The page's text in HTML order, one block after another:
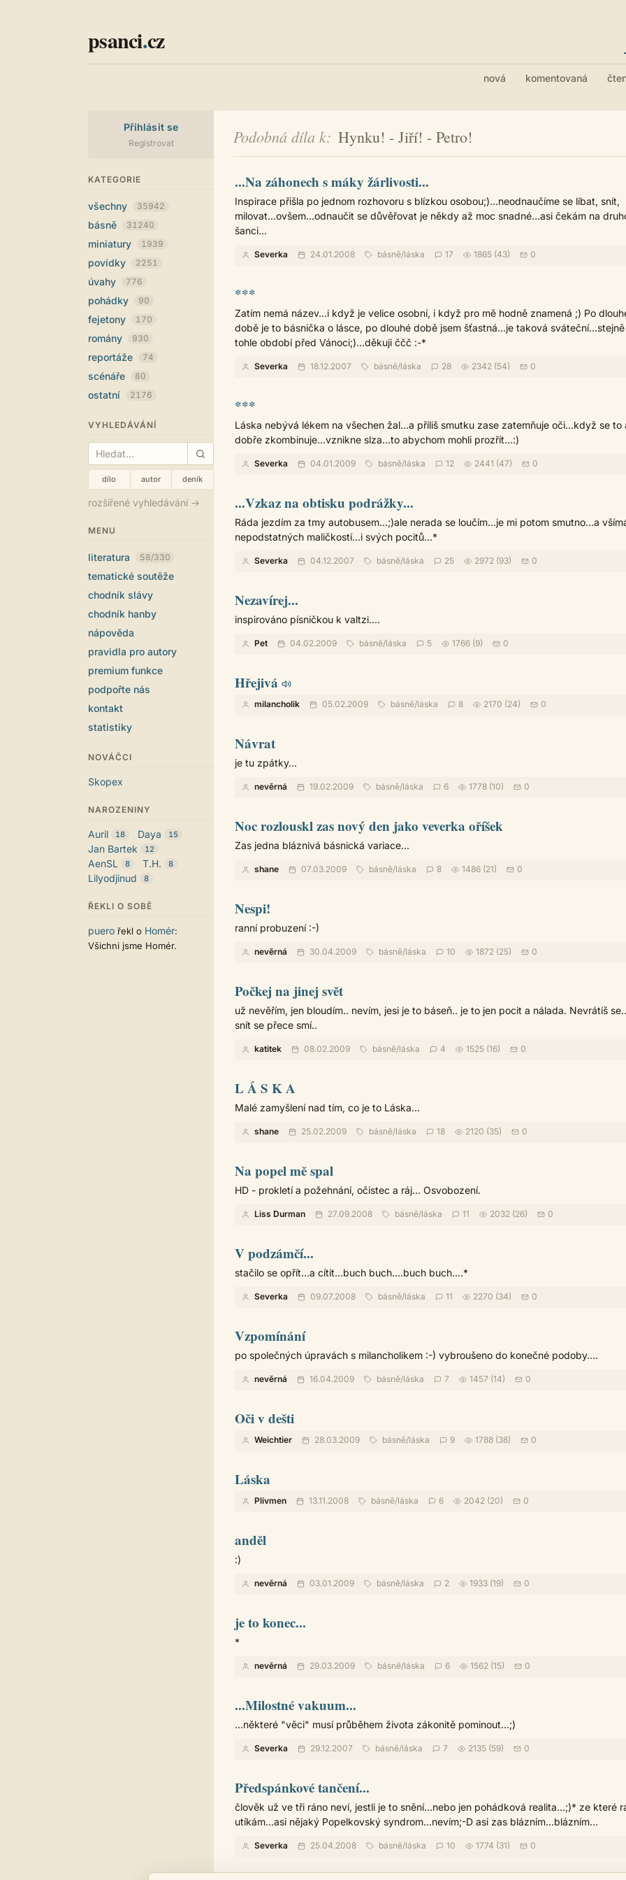
psanci.cz
nová komentovaná
Přihlásit se
Registrovat
KATEGORIE
všechny 35942
básně 31240
miniatury 1939
povídky 2251
úvahy 776
pohádky 90
fejetony 170
romány 930
reportáže 74
scénáře 80
ostatní 2176
VYHLEDÁVÁNÍ
dílo autor deník
rozšířené vyhledávání →
MENU
literatura 58/330
tematické soutěže
chodník slávy
chodník hanby
nápověda
pravidla pro autory
premium funkce
podpořte nás
kontakt
statistiky
NOVÁČCI
Skopex
NAROZENINY
Auril 18 Daya 15
Jan Bartek 12
AenSL 8 T.H. 8
Lilyodjinud 8
ŘEKLI O SOBĚ
puero řekl o Homér:
Všichni jsme Homér.
Podobná díla k Hynku! - Jiří! - Petro!
...Na záhonech s máky žárlivosti...
Inspirace přišla po jednom rozhovoru s blízkou osobou;)...neodnaučíme se líbat, snít,
milovat...ovšem...odnaučit se důvěřovat je někdy až moc snadné...asi čekám na
šanci...
Severka 24.01.2008 básně/láska 17 1865 (43) 0
***
Zatím nemá název...i když je velice osobní, i když pro mě hodně znamená ;) Po
době je to básnička o lásce, po dlouhé době jsem šťastná...je taková
tohle období před Vánoci;)...děkuji ččč :-*
Severka 18.12.2007 básně/láska 28 2342 (54) 0
***
Láska nebývá lékem na všechen žal...a příliš smutku zase zatemňuje oči...když se to
dobře zkombinuje...vznikne slza...to abychom mohli prozřít...:)
Severka 04.01.2009 básně/láska 12 2441 (47) 0
...Vzkaz na obtisku podrážky...
Ráda jezdím za tmy autobusem...;)ale nerada se loučím...je mi potom smutno...a
nepodstatných maličkostí...i svých pocitů...*
Severka 04.12.2007 básně/láska 25 2972 (93) 0
Nezavírej...
inspirováno písničkou k valtzi....
Pet 04.02.2009 básně/láska 5 1766 (9) 0
Hřejivá
milancholik 05.02.2009 básně/láska 8 2170 (24) 0
Návrat
je tu zpátky...
nevěrná 19.02.2009 básně/láska 6 1778 (10) 0
Noc rozlouskl zas nový den jako veverka oříšek
Zas jedna bláznivá básnická variace...
shane 07.03.2009 básně/láska 8 1486 (21) 0
Nespi!
ranní probuzení :-)
nevěrná 30.04.2009 básně/láska 10 1872 (25) 0
Počkej na jinej svět
už nevěřím, jen bloudím.. nevím, jesi je to báseň.. je to jen pocit a nálada. Nevrátíš
snít se přece smí..
katitek 08.02.2009 básně/láska 4 1525 (16) 0
L Á S K A
Malé zamyšlení nad tím, co je to Láska...
shane 25.02.2009 básně/láska 18 2120 (35) 0
Na popel mě spal
HD - prokletí a požehnání, očistec a ráj... Osvobození.
Liss Durman 27.09.2008 básně/láska 11 2032 (26) 0
V podzámčí...
stačilo se opřít...a cítit...buch buch....buch buch....*
Severka 09.07.2008 básně/láska 11 2270 (34) 0
Vzpomínání
po společných úpravách s milancholikem :-) vybroušeno do konečné podoby....
nevěrná 16.04.2009 básně/láska 7 1457 (14) 0
Oči v dešti
Weichtier 28.03.2009 básně/láska 9 1788 (38) 0
Láska
Plivmen 13.11.2008 básně/láska 6 2042 (20) 0
anděl
:)
nevěrná 03.01.2009 básně/láska 2 1933 (19) 0
je to konec...
*
nevěrná 29.03.2009 básně/láska 6 1562 (15) 0
...Milostné vakuum...
...některé "věci" musí průběhem života zákonitě pominout...;)
Severka 29.12.2007 básně/láska 7 2135 (59) 0
Předspánkové tančení...
člověk už ve tři ráno neví, jestli je to snění...nebo jen pohádková realita...;)* ze které
utíkám...asi nějaký Popelkovský syndrom...nevím;-D asi zas blázním...blázním...
Severka 25.04.2008 básně/láska 10 1774 (31) 0